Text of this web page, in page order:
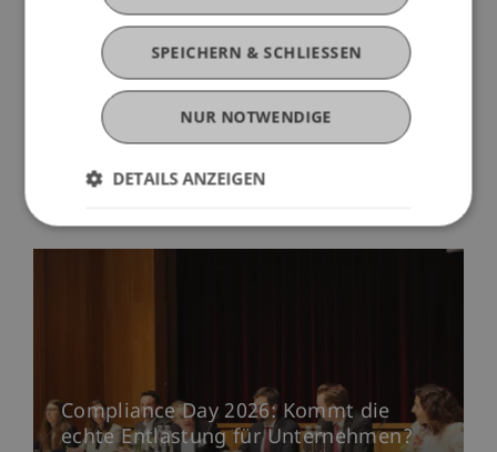
Gastdozent aus Trinidad & Tobago an
der Universität Liechtenstein
19. Juni 2026 Internationales
Compliance Day 2026: Kommt die
echte Entlastung für Unternehmen?
SPEICHERN & SCHLIESSEN
NUR NOTWENDIGE
DETAILS ANZEIGEN